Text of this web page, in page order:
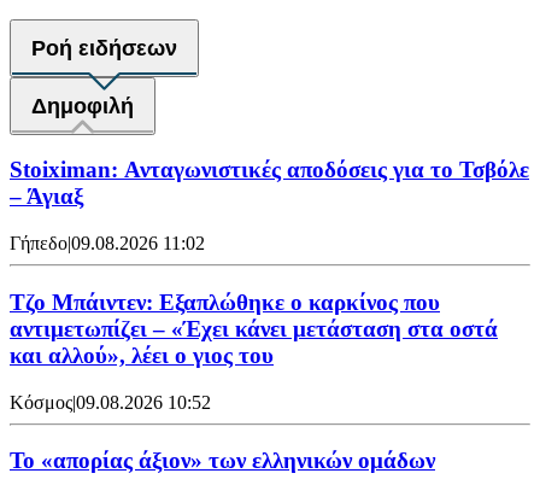
Ροή ειδήσεων
Δημοφιλή
Stoiximan: Ανταγωνιστικές αποδόσεις για το Τσβόλε
– Άγιαξ
Γήπεδο|09.08.2026 11:02
Τζο Μπάιντεν: Εξαπλώθηκε ο καρκίνος που
αντιμετωπίζει – «Έχει κάνει μετάσταση στα οστά
και αλλού», λέει ο γιος του
Κόσμος|09.08.2026 10:52
Το «απορίας άξιον» των ελληνικών ομάδων